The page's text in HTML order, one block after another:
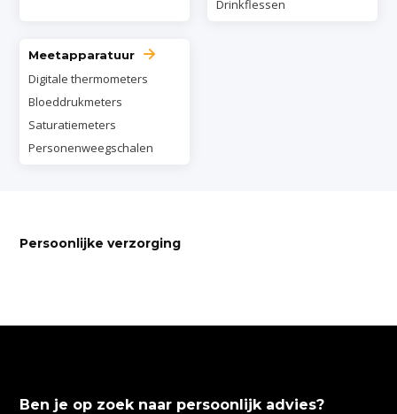
Drinkflessen
Meetapparatuur
Digitale thermometers
Bloeddrukmeters
Saturatiemeters
Personenweegschalen
Persoonlijke verzorging
Ben je op zoek naar persoonlijk advies?